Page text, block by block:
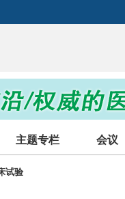
主题专栏 会议
试验